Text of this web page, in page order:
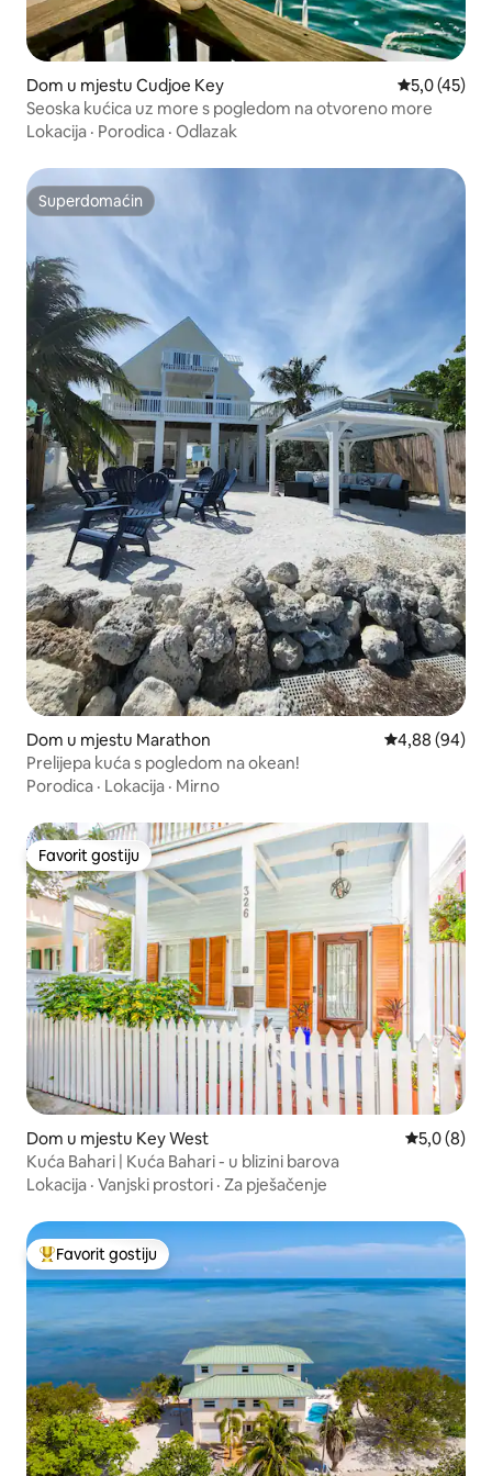
Dom u mjestu Cudjoe Key Prosječna
5,0 (45)
Seoska kućica uz more s pogledom na otvoreno more
Lokacija · Porodica · Odlazak
Superdomaćin
Superdomaćin
Dom u mjestu Marathon Prosječna
4,88 (94)
Prelijepa kuća s pogledom na okean!
Porodica · Lokacija · Mirno
Favorit gostiju
Favorit gostiju
Dom u mjestu Key West Prosječna
5,0 (8)
Kuća Bahari | Kuća Bahari - u blizini barova
Lokacija · Vanjski prostori · Za pješačenje
Glavni favorit gostiju
Favorit gostiju